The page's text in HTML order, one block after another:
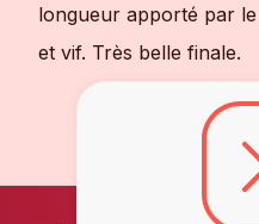
longueur apporté par
et vif. Très belle finale.